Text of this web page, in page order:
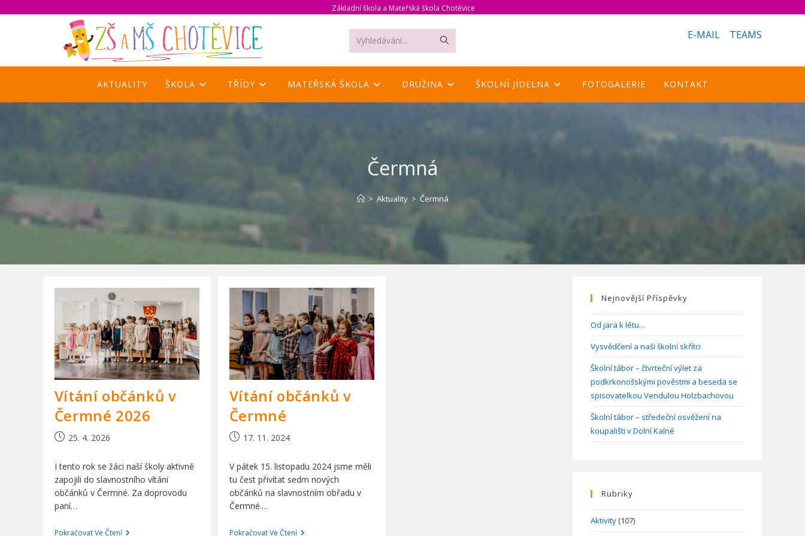
Základní škola a Mateřská škola Chotěvice
Vyhledávání...
hledání
E-MAIL TEAMS
AKTUALITY ŠKOLA TŘÍDY MATEŘSKÁ ŠKOLA DRUŽINA ŠKOLNÍ JÍDELNA FOTOGALERIE KONTAKT
Čermná
> Aktuality > Čermná
Vítání občánků v
Čermné 2026
Příspěvek
publikován
25. 4. 2026
I tento rok se žáci naší školy aktivně
zapojili do slavnostního vítání
občánků v Čermné. Za doprovodu
paní…
Pokračovat Ve ČteníVítání
Vítání občánků v
Čermné
Příspěvek
publikován
17. 11. 2024
V pátek 15. listopadu 2024 jsme měli
tu čest přivítat sedm nových
občánků na slavnostním obřadu v
Čermné.…
Pokračovat Ve ČteníVítání
Nejnovější Příspěvky
Od jara k létu…
Vysvědčení a naši školní skřítci
Školní tábor – čtvrteční výlet za
podkrkonošskými pověstmi a beseda se
spisovatelkou Vendulou Holzbachovou
Školní tábor – středeční osvěžení na
koupališti v Dolní Kalné
Rubriky
Aktivity (107)